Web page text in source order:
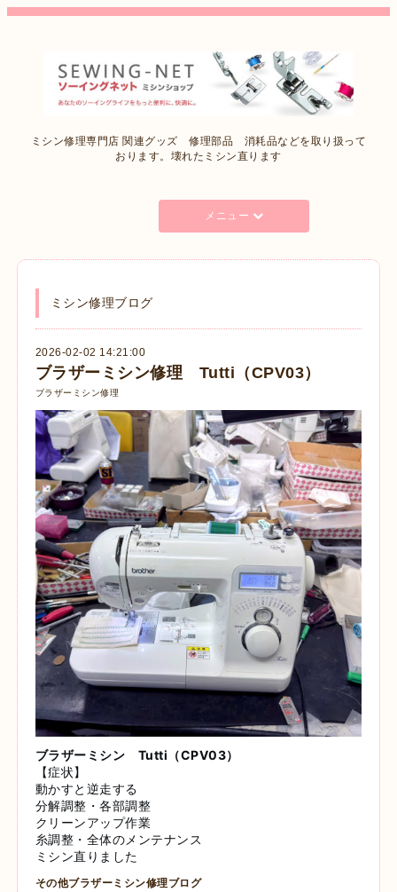
ミシン修理専門店 関連グッズ 修理部品 消耗品などを取り扱って
おります。壊れたミシン直ります
メニュー
ミシン修理ブログ
2026-02-02 14:21:00
ブラザーミシン修理 Tutti（CPV03）
ブラザーミシン修理
ブラザーミシン Tutti（CPV03）
【症状】
動かすと逆走する
分解調整・各部調整
クリーンアップ作業
糸調整・全体のメンテナンス
ミシン直りました
その他ブラザーミシン修理ブログ